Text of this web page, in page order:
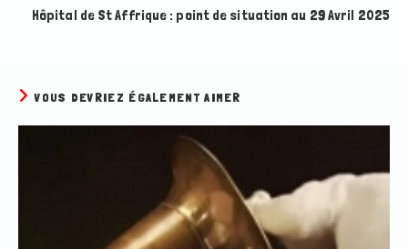
Hôpital de St Affrique : point de situation au 29 Avril 2025
VOUS DEVRIEZ ÉGALEMENT AIMER